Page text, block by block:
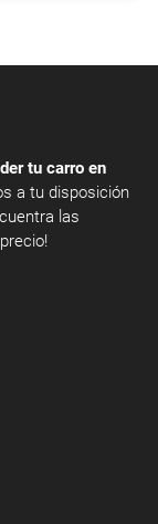
tu carro en
a tu disposición
las